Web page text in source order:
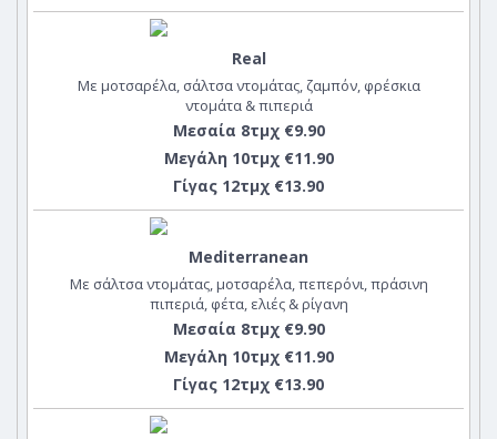
Real
Με μοτσαρέλα, σάλτσα ντομάτας, ζαμπόν, φρέσκια
ντομάτα & πιπεριά
Μεσαία 8τμχ €9.90
Μεγάλη 10τμχ €11.90
Γίγας 12τμχ €13.90
Mediterranean
Με σάλτσα ντομάτας, μοτσαρέλα, πεπερόνι, πράσινη
πιπεριά, φέτα, ελιές & ρίγανη
Μεσαία 8τμχ €9.90
Μεγάλη 10τμχ €11.90
Γίγας 12τμχ €13.90